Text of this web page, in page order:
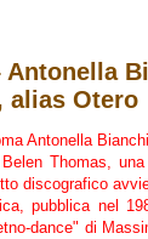
Antonella
alias Otero
Antonella
Thomas,
discografico
pubblica nel
dance" di